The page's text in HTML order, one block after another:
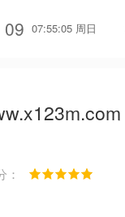
09 07:55:05 周日
：